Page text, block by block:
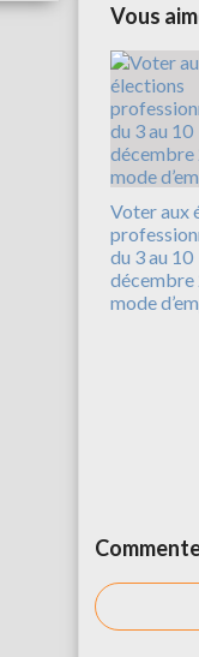
Vous
Voter aux
du 3 au 10
décembre
mode